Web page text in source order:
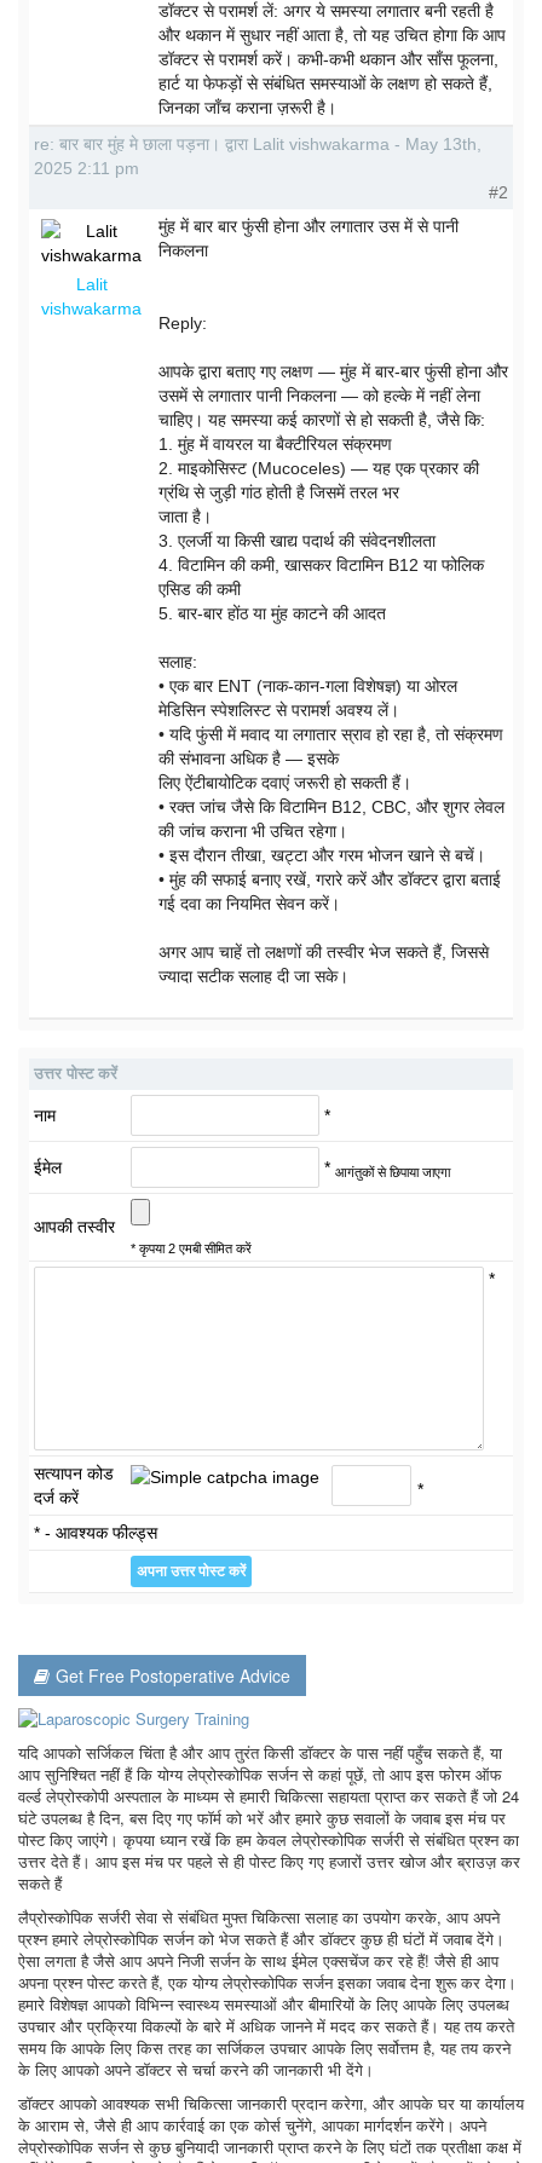
डॉक्टर से परामर्श लें: अगर ये समस्या लगातार बनी रहती है
और थकान में सुधार नहीं आता है, तो यह उचित होगा कि आप
डॉक्टर से परामर्श करें। कभी-कभी थकान और साँस फूलना,
हार्ट या फेफड़ों से संबंधित समस्याओं के लक्षण हो सकते हैं,
जिनका जाँच कराना ज़रूरी है।
re: बार बार मुंह मे छाला पड़ना। द्वारा Lalit vishwakarma - May 13th,
2025 2:11 pm
#2
Lalit
vishwakarma
मुंह में बार बार फुंसी होना और लगातार उस में से पानी
निकलना
Reply:
आपके द्वारा बताए गए लक्षण — मुंह में बार-बार फुंसी होना और
उसमें से लगातार पानी निकलना — को हल्के में नहीं लेना
चाहिए। यह समस्या कई कारणों से हो सकती है, जैसे कि:
1. मुंह में वायरल या बैक्टीरियल संक्रमण
2. माइकोसिस्ट (Mucoceles) — यह एक प्रकार की
ग्रंथि से जुड़ी गांठ होती है जिसमें तरल भर
जाता है।
3. एलर्जी या किसी खाद्य पदार्थ की संवेदनशीलता
4. विटामिन की कमी, खासकर विटामिन B12 या फोलिक
एसिड की कमी
5. बार-बार होंठ या मुंह काटने की आदत
सलाह:
• एक बार ENT (नाक-कान-गला विशेषज्ञ) या ओरल
मेडिसिन स्पेशलिस्ट से परामर्श अवश्य लें।
• यदि फुंसी में मवाद या लगातार स्राव हो रहा है, तो संक्रमण
की संभावना अधिक है — इसके
लिए ऐंटीबायोटिक दवाएं जरूरी हो सकती हैं।
• रक्त जांच जैसे कि विटामिन B12, CBC, और शुगर लेवल
की जांच कराना भी उचित रहेगा।
• इस दौरान तीखा, खट्टा और गरम भोजन खाने से बचें।
• मुंह की सफाई बनाए रखें, गरारे करें और डॉक्टर द्वारा बताई
गई दवा का नियमित सेवन करें।
अगर आप चाहें तो लक्षणों की तस्वीर भेज सकते हैं, जिससे
ज्यादा सटीक सलाह दी जा सके।
उत्तर पोस्ट करें
नाम *
ईमेल * आगंतुकों से छिपाया जाएगा
आपकी तस्वीर
* कृपया 2 एमबी सीमित करें
*
सत्यापन कोड
दर्ज करें
*
* - आवश्यक फील्ड्स
Get Free Postoperative Advice
यदि आपको सर्जिकल चिंता है और आप तुरंत किसी डॉक्टर के पास नहीं पहुँच सकते हैं, या
आप सुनिश्चित नहीं हैं कि योग्य लेप्रोस्कोपिक सर्जन से कहां पूछें, तो आप इस फोरम ऑफ
वर्ल्ड लेप्रोस्कोपी अस्पताल के माध्यम से हमारी चिकित्सा सहायता प्राप्त कर सकते हैं जो 24
घंटे उपलब्ध है दिन, बस दिए गए फॉर्म को भरें और हमारे कुछ सवालों के जवाब इस मंच पर
पोस्ट किए जाएंगे। कृपया ध्यान रखें कि हम केवल लेप्रोस्कोपिक सर्जरी से संबंधित प्रश्न का
उत्तर देते हैं। आप इस मंच पर पहले से ही पोस्ट किए गए हजारों उत्तर खोज और ब्राउज़ कर
सकते हैं
लैप्रोस्कोपिक सर्जरी सेवा से संबंधित मुफ्त चिकित्सा सलाह का उपयोग करके, आप अपने
प्रश्न हमारे लेप्रोस्कोपिक सर्जन को भेज सकते हैं और डॉक्टर कुछ ही घंटों में जवाब देंगे।
ऐसा लगता है जैसे आप अपने निजी सर्जन के साथ ईमेल एक्सचेंज कर रहे हैं! जैसे ही आप
अपना प्रश्न पोस्ट करते हैं, एक योग्य लेप्रोस्कोपिक सर्जन इसका जवाब देना शुरू कर देगा।
हमारे विशेषज्ञ आपको विभिन्न स्वास्थ्य समस्याओं और बीमारियों के लिए आपके लिए उपलब्ध
उपचार और प्रक्रिया विकल्पों के बारे में अधिक जानने में मदद कर सकते हैं। यह तय करते
समय कि आपके लिए किस तरह का सर्जिकल उपचार आपके लिए सर्वोत्तम है, यह तय करने
के लिए आपको अपने डॉक्टर से चर्चा करने की जानकारी भी देंगे।
डॉक्टर आपको आवश्यक सभी चिकित्सा जानकारी प्रदान करेगा, और आपके घर या कार्यालय
के आराम से, जैसे ही आप कार्रवाई का एक कोर्स चुनेंगे, आपका मार्गदर्शन करेंगे। अपने
लेप्रोस्कोपिक सर्जन से कुछ बुनियादी जानकारी प्राप्त करने के लिए घंटों तक प्रतीक्षा कक्ष में